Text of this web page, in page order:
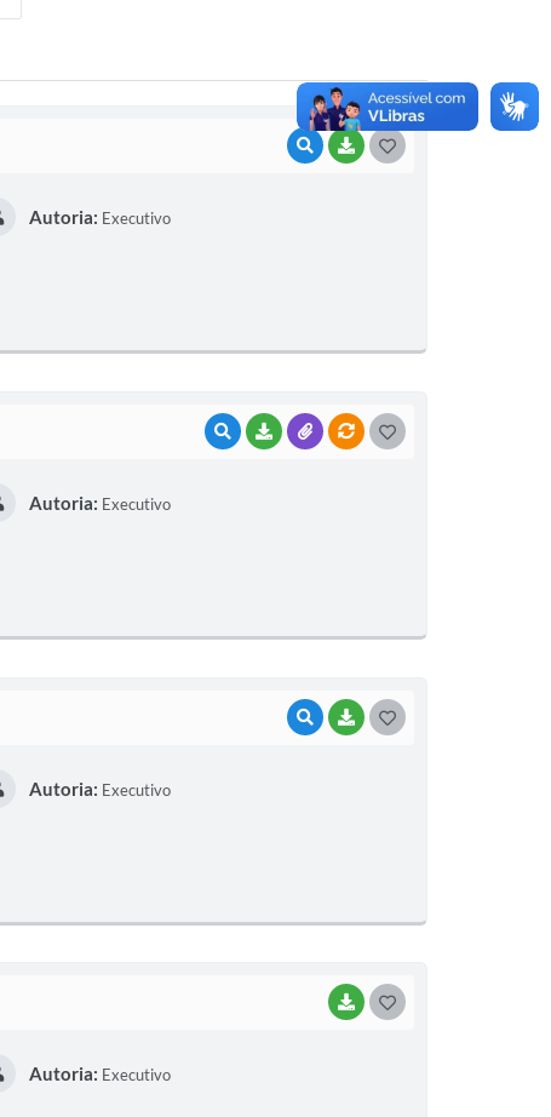
VISUALIZAR
BAIXAR
Autoria: Executivo
VISUALIZAR
BAIXARANEXOSVÍNCULOS
Autoria: Executivo
VISUALIZAR
BAIXAR
Autoria: Executivo
BAIXAR
Autoria: Executivo